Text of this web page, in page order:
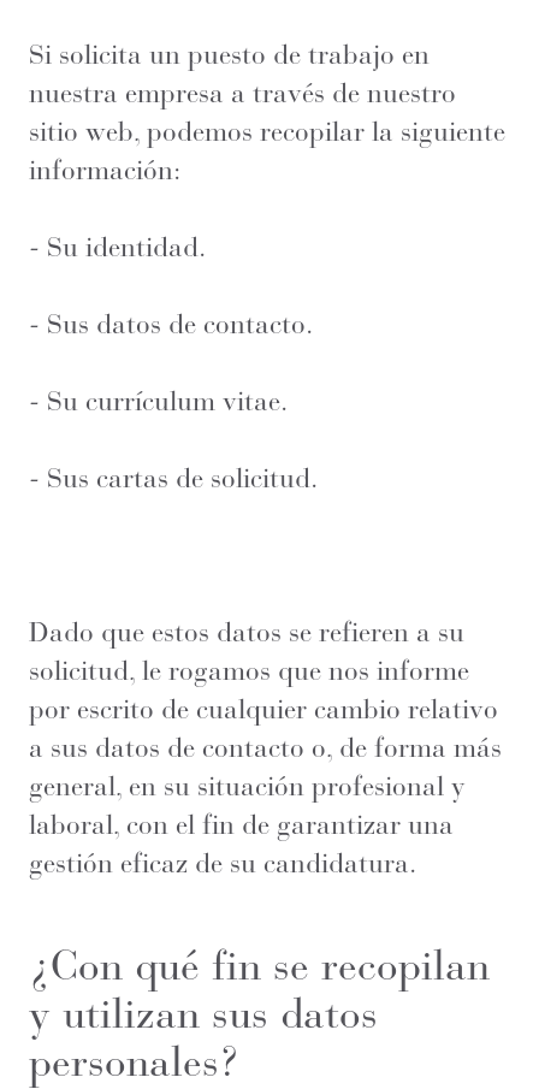
Si solicita un puesto de trabajo en
nuestra empresa a través de nuestro
sitio web, podemos recopilar la siguiente
información:
- Su identidad.
- Sus datos de contacto.
- Su currículum vitae.
- Sus cartas de solicitud.
Dado que estos datos se refieren a su
solicitud, le rogamos que nos informe
por escrito de cualquier cambio relativo
a sus datos de contacto o, de forma más
general, en su situación profesional y
laboral, con el fin de garantizar una
gestión eficaz de su candidatura.
¿Con qué fin se recopilan
y utilizan sus datos
personales?